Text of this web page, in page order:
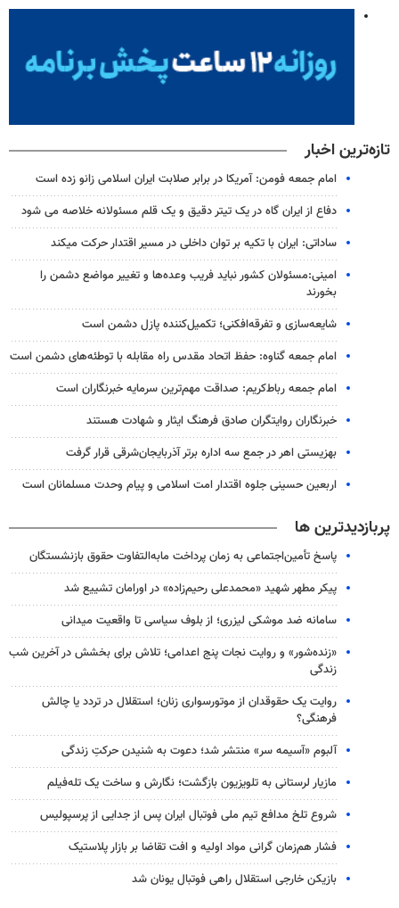
تازه‌ترین اخبار
امام جمعه فومن: آمریکا در برابر صلابت ایران اسلامی زانو زده است
دفاع از ایران گاه در یک تیتر دقیق و یک قلم مسئولانه خلاصه می شود
ساداتی: ایران با تکیه بر توان داخلی در مسیر اقتدار حرکت میکند
امینی:مسئولان کشور نباید فریب وعده‌ها و تغییر مواضع دشمن را
بخورند
شایعه‌سازی و تفرقه‌افکنی؛ تکمیل‌کننده پازل دشمن است
امام جمعه گناوه: حفظ اتحاد مقدس راه مقابله با توطئه‌های دشمن است
امام جمعه رباط‌کریم: صداقت مهم‌ترین سرمایه خبرنگاران است
خبرنگاران روایتگران صادق فرهنگ ایثار و شهادت هستند
بهزیستی اهر در جمع سه اداره برتر آذربایجان‌شرقی قرار گرفت
اربعین حسینی جلوه اقتدار امت اسلامی و پیام وحدت مسلمانان است
پربازدیدترین ها
پاسخ تأمین‌اجتماعی به زمان پرداخت مابه‌التفاوت حقوق بازنشستگان
پیکر مطهر شهید «محمدعلی رحیم‌زاده» در اورامان تشییع شد
سامانه ضد موشکی لیزری؛ از بلوف سیاسی تا واقعیت میدانی
«زنده‌شور» و روایت نجات پنج اعدامی؛ تلاش برای بخشش در آخرین شب
زندگی
روایت یک حقوقدان از موتورسواری زنان؛ استقلال در تردد یا چالش
فرهنگی؟
آلبوم «آسیمه سر» منتشر شد؛ دعوت به شنیدن حرکتِ زندگی
مازیار لرستانی به تلویزیون بازگشت؛ نگارش و ساخت یک تله‌فیلم
شروع تلخ مدافع تیم ملی فوتبال ایران پس از جدایی از پرسپولیس
فشار هم‌زمان گرانی مواد اولیه و افت تقاضا بر بازار پلاستیک
بازیکن خارجی استقلال راهی فوتبال یونان شد